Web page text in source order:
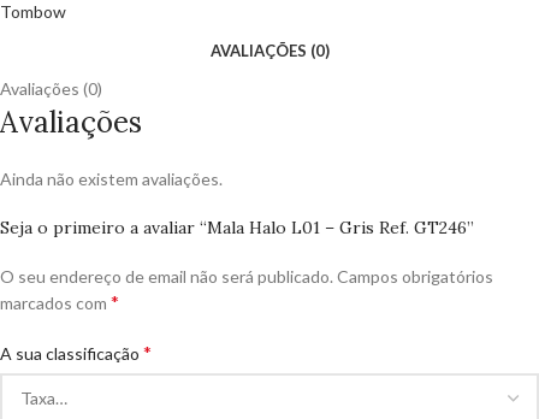
Tombow
AVALIAÇÕES (0)
Avaliações (0)
Avaliações
Ainda não existem avaliações.
Seja o primeiro a avaliar “Mala Halo L01 – Gris Ref. GT246”
O seu endereço de email não será publicado. Campos obrigatórios
marcados com *
A sua classificação *